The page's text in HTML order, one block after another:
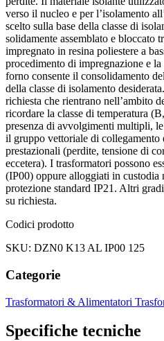
verso il nucleo e per l’isolamento
scelto sulla base della classe di
solidamente assemblato e bloccato
impregnato in resina poliestere a
procedimento di impregnazione e
forno consente il consolidamento
della classe di isolamento
richiesta che rientrano nell’ambito
ricordare la classe di temperatura
presenza di avvolgimenti multipli,
il gruppo vettoriale di collegamento
prestazionali (perdite, tensione di
eccetera). I trasformatori possono
(IP00) oppure alloggiati in custodia
protezione standard IP21. Altri
su richiesta.
Codici prodotto
SKU: DZN0 K13 AL IP00 125
Categorie
Trasformatori & Alimentatori
Specifiche tecniche